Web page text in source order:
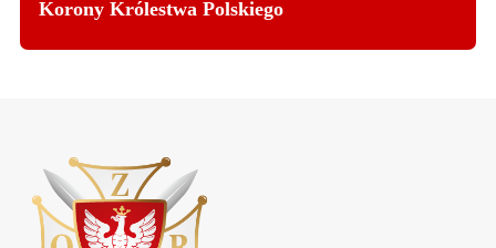
Korony Królestwa Polskiego